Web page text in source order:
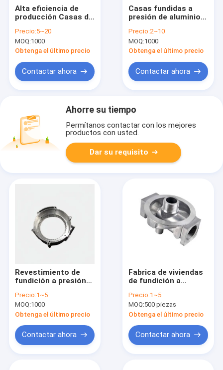
Alta eficiencia de
producción Casas de
de aluminio aleación
de zinc piezas de
fundición a presión
electrónicos
Precio:5~20
MOQ:1000
Obtenga el último precio
Contactar ahora
Casas fundidas a
presión de aluminio
resistencia a la
corrosión
Precio:2~10
MOQ:1000
Obtenga el último precio
Contactar ahora
Ahorre su tiempo
Permítanos contactar con los mejores
productos con usted.
Dar su requisito
Revestimiento de
fundición a presión
resistente a la
corrosión y asequible
con superficie
recubierta de polvo
Ra 1.6
Precio:1~5
MOQ:1000
Obtenga el último precio
Contactar ahora
Fabrica de viviendas
de fundición a
para automóviles
industriales Alta
resistencia
Precio:1~5
MOQ:500 piezas
Obtenga el último precio
Contactar ahora